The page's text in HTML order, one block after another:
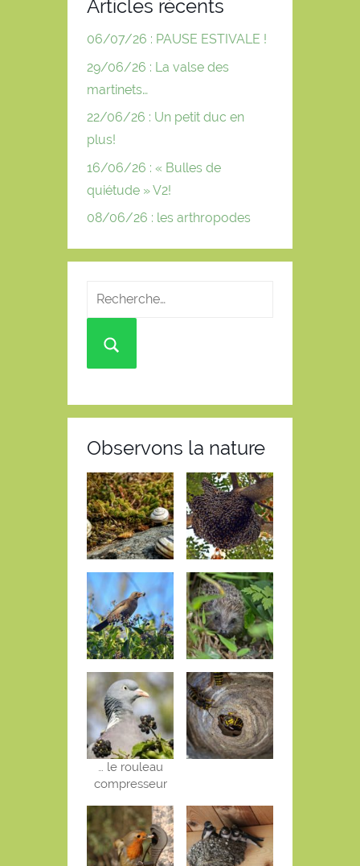
Articles récents
06/07/26 : PAUSE ESTIVALE !
29/06/26 : La valse des
martinets…
22/06/26 : Un petit duc en
plus!
16/06/26 : « Bulles de
quiétude » V2!
08/06/26 : les arthropodes
Observons la nature
… le rouleau
compresseur